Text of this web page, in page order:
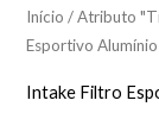
Início / Atributo
Esportivo
Intake Filtro